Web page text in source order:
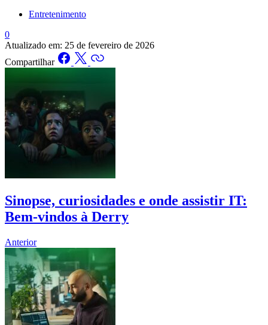
Entretenimento
0
Atualizado em: 25 de fevereiro de 2026
Compartilhar
Sinopse, curiosidades e onde assistir IT:
Bem-vindos à Derry
Anterior